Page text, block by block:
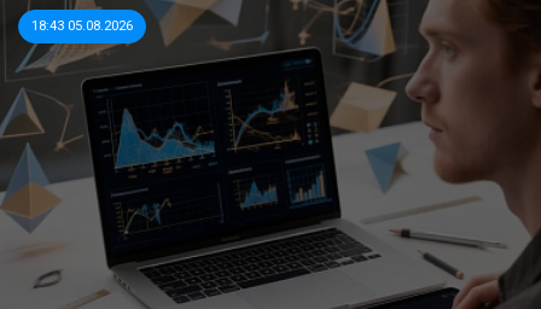
18:43 05.08.2026